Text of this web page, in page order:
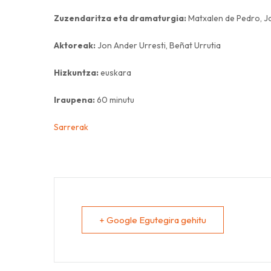
Zuzendaritza eta dramaturgia:Matxalen de Pedro,
Aktoreak: Jon Ander Urresti, Beñat Urrutia
Hizkuntza:euskara
Iraupena:60 minutu
Sarrerak
+ Google Egutegira gehitu